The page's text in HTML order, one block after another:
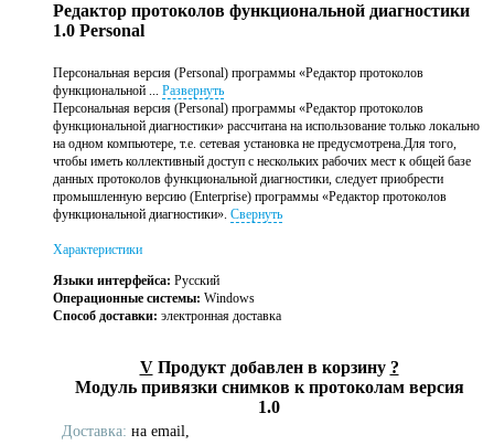
Редактор протоколов функциональной диагностики
1.0 Personal
Персональная версия (Personal) программы «Редактор протоколов
функциональной ... Развернуть
Персональная версия (Personal) программы «Редактор протоколов
функциональной диагностики» рассчитана на использование только локально
на одном компьютере, т.е. сетевая установка не предусмотрена.Для того,
чтобы иметь коллективный доступ с нескольких рабочих мест к общей базе
данных протоколов функциональной диагностики, следует приобрести
промышленную версию (Enterprise) программы «Редактор протоколов
функциональной диагностики». Свернуть
Характеристики
Языки интерфейса: Русский
Операционные системы: Windows
Способ доставки: электронная доставка
V Продукт добавлен в корзину ?
Модуль привязки снимков к протоколам версия
1.0
Доставка: на email,